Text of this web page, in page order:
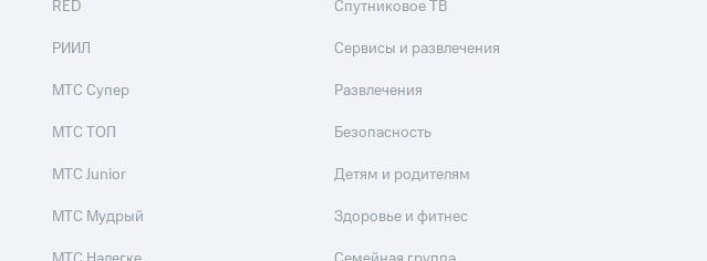
RED
РИИЛ
МТС Супер
МТС ТОП
МТС Junior
МТС Мудрый
Спутниковое ТВ
Сервисы и развлечения
Развлечения
Безопасность
Детям и родителям
Здоровье и фитнес